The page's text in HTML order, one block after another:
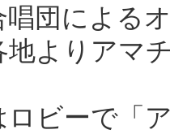
唱団による
地よりアマ
ロビーで「